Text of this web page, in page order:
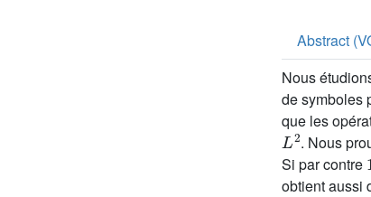
Abstract
Nous
de symboles
que les
L2
. Nous
Si par contre
obtient aussi